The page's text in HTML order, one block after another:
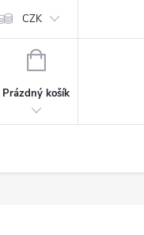
CZK
NÁKUPNÍ
Prázdný košík